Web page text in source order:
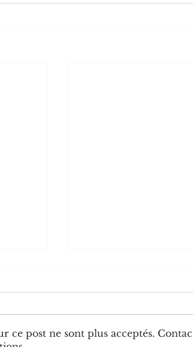
ce post ne sont plus acceptés.